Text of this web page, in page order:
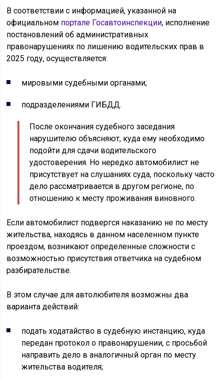
В соответствии с информацией, указанной на
официальном портале Госавтоинспекции, исполнение
постановлений об административных
правонарушениях по лишению водительских прав в
2025 году, осуществляется:
мировыми судебными органами;
подразделениями ГИБДД.
После окончания судебного заседания
нарушителю объясняют, куда ему необходимо
подойти для сдачи водительского
удостоверения. Но нередко автомобилист не
присутствует на слушаниях суда, поскольку часто
дело рассматривается в другом регионе, по
отношению к месту проживания виновного.
Если автомобилист подвергся наказанию не по месту
жительства, находясь в данном населенном пункте
проездом, возникают определенные сложности с
возможностью присутствия ответчика на судебном
разбирательстве.
В этом случае для автолюбителя возможны два
варианта действий:
подать ходатайство в судебную инстанцию, куда
передан протокол о правонарушении, с просьбой
направить дело в аналогичный орган по месту
жительства водителя;